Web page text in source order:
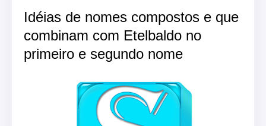
Idéias de nomes compostos e que
combinam com Etelbaldo no
primeiro e segundo nome